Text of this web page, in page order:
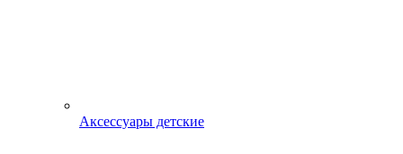
Аксессуары детские